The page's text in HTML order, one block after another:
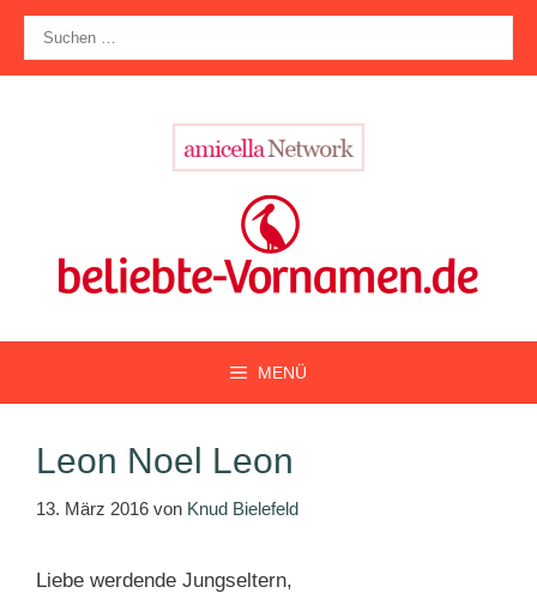
Zum
Inhalt
springen
nach:
MENÜ
Leon Noel Leon
13. März 2016 von Knud Bielefeld
Liebe werdende Jungseltern,